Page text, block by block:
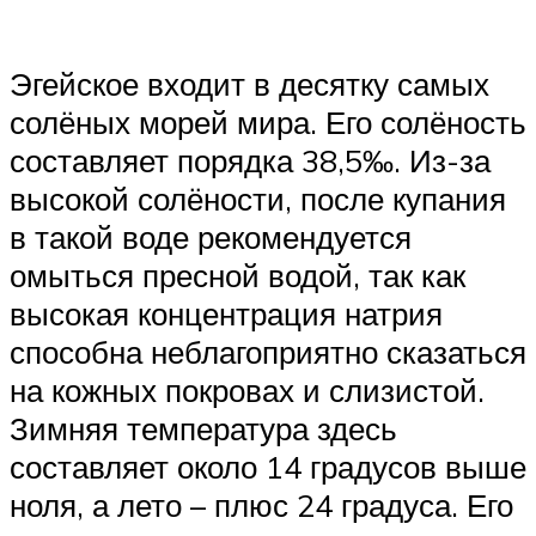
Эгейское входит в десятку самых
солёных морей мира. Его солёность
составляет порядка 38,5‰. Из-за
высокой солёности, после купания
в такой воде рекомендуется
омыться пресной водой, так как
высокая концентрация натрия
способна неблагоприятно сказаться
на кожных покровах и слизистой.
Зимняя температура здесь
составляет около 14 градусов выше
ноля, а лето – плюс 24 градуса. Его